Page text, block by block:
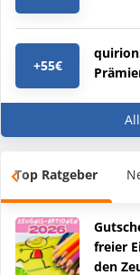
+55€
Top Ratgeber
freier
den